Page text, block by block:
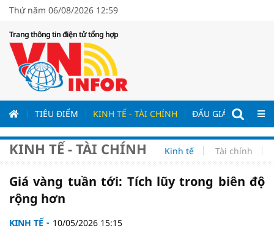
Thứ năm 06/08/2026 12:59
Trang thông tin điện tử tổng hợp
TIÊU ĐIỂM KINH TẾ - TÀI CHÍNH ĐẤU GIÁ - ĐẤU
KINH TẾ - TÀI CHÍNH Kinh tế Tài chính
Giá vàng tuần tới: Tích lũy trong biên độ
rộng hơn
KINH TẾ 10/05/2026 15:15